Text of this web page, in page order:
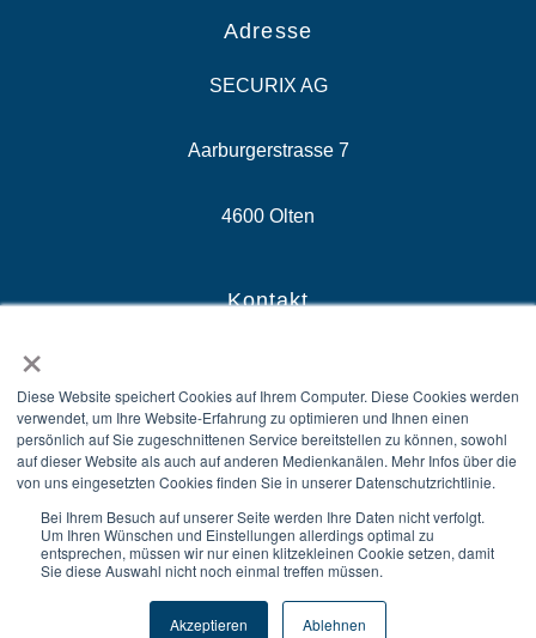
×
Diese Website speichert Cookies auf Ihrem Computer. Diese Cookies werden
verwendet, um Ihre Website-Erfahrung zu optimieren und Ihnen einen
persönlich auf Sie zugeschnittenen Service bereitstellen zu können, sowohl
auf dieser Website als auch auf anderen Medienkanälen. Mehr Infos über die
von uns eingesetzten Cookies finden Sie in unserer Datenschutzrichtlinie.
Bei Ihrem Besuch auf unserer Seite werden Ihre Daten nicht verfolgt.
Um Ihren Wünschen und Einstellungen allerdings optimal zu
entsprechen, müssen wir nur einen klitzekleinen Cookie setzen, damit
Sie diese Auswahl nicht noch einmal treffen müssen.
Akzeptieren Ablehnen
Adresse
SECURIX AG
Aarburgerstrasse 7
4600 Olten
Kontakt
Zentrale: +41 58 510 81 10
Sales: +41 58 510 81 00